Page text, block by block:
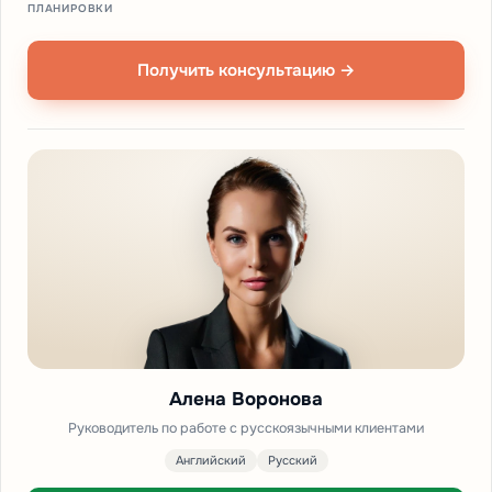
ПЛАНИРОВКИ
Получить консультацию →
Алена Воронова
Руководитель по работе с русскоязычными клиентами
Английский Русский